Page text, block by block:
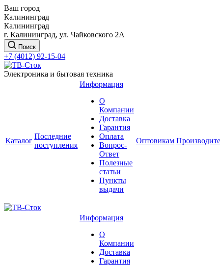
Ваш город
Калининград
Калининград
г. Калининград, ул. Чайковского 2А
Поиск
+7 (4012) 92-15-04
Электроника и бытовая техника
Каталог
Последние
поступления
Информация
О
Компании
Доставка
Гарантия
Оплата
Вопрос-
Ответ
Полезные
статьи
Пункты
выдачи
Оптовикам
Информация
О
Компании
Доставка
Гарантия